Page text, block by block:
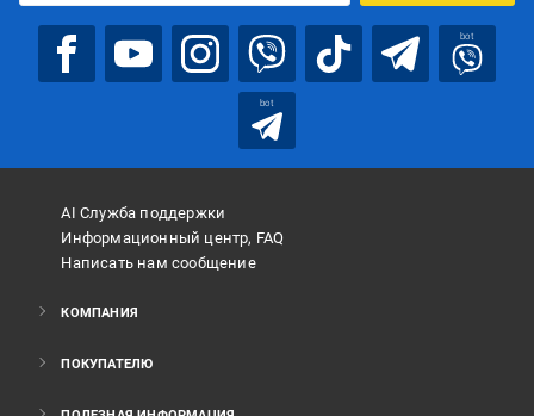
bot
bot
AI Служба поддержки
Информационный центр, FAQ
Написать нам сообщение
КОМПАНИЯ
ПОКУПАТЕЛЮ